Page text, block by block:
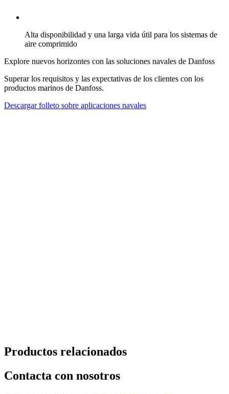
Alta disponibilidad y una larga vida útil para los sistemas de
aire comprimido
Explore nuevos horizontes con las soluciones navales de Danfoss
Superar los requisitos y las expectativas de los clientes con los
productos marinos de Danfoss.
Descargar folleto sobre aplicaciones navales
Productos relacionados
Contacta con nosotros